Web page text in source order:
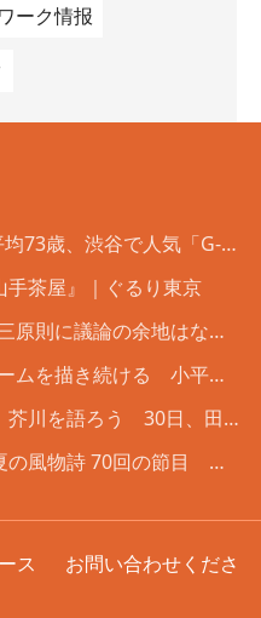
ーク情报
73歳、渋谷で人気「G-
境も超えて
茶屋』｜ぐるり東京
原則に議論の余地はな
のつどい」
ムを描き続ける 小平の
惨状「ずっと忘れない」
川を語ろう 30日、田
日まで
風物詩 70回の節目 き
ース お問い合わせくださ